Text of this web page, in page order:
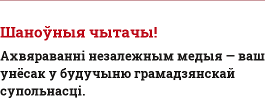
Шаноўныя чытачы!
Aхвяраванні незалежным медыя — ваш
унёсак у будучыню грамадзянскай
супольнасці.